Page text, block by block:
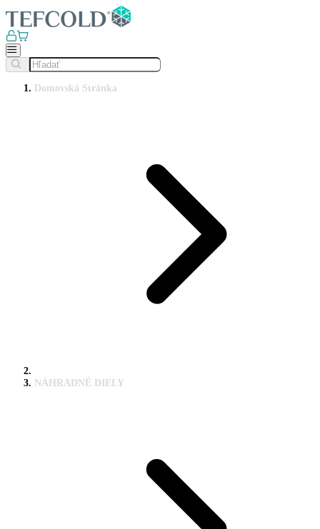
Domovská Stránka
NÁHRADNÉ DIELY